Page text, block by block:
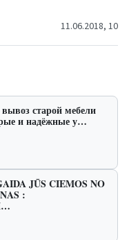
11.06.2018, 10:43
старой мебели
и надёжные у…
JŪS CIEMOS NO
: